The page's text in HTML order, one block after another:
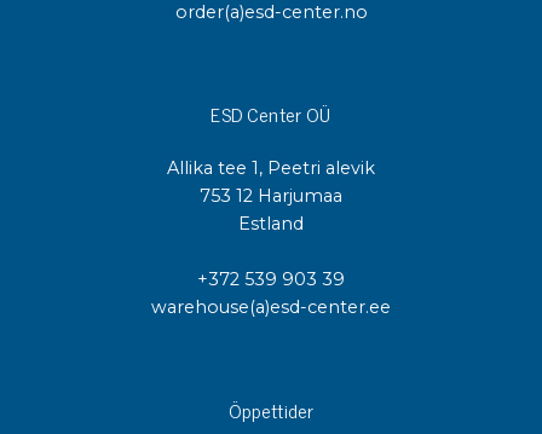
order(a)esd-center.no
ESD Center OÜ
Allika tee 1, Peetri alevik
753 12 Harjumaa
Estland
+372 539 903 39
warehouse(a)esd-center.ee
Öppettider